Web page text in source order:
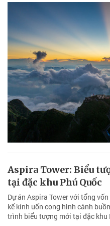
Aspira Tower: Biểu
tại đặc khu Phú Quốc
Dự án Aspira Tower với tổng
kế kính uốn cong hình cánh
trình biểu tượng mới tại đặc khu